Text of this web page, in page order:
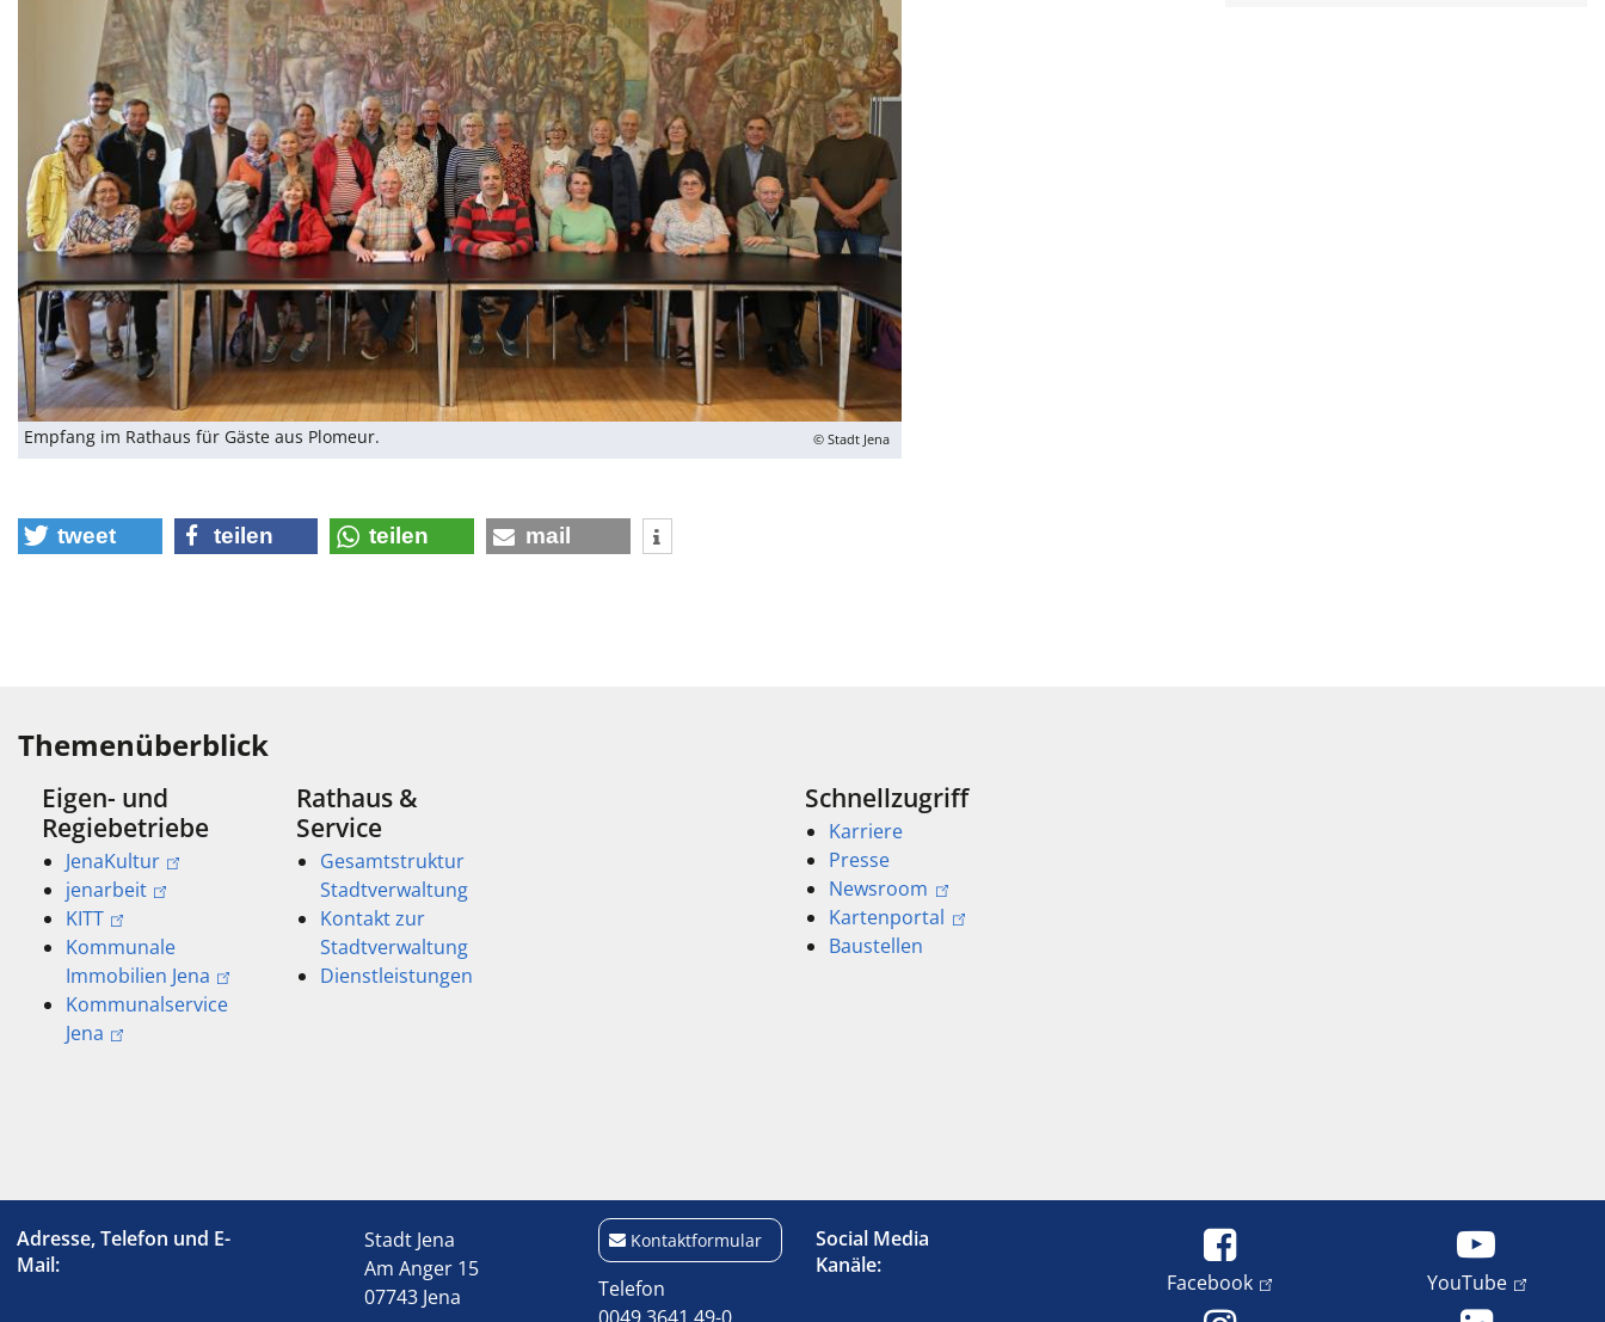
Empfang im Rathaus für Gäste aus Plomeur. © Stadt Jena
tweet teilen teilen mail
Themenüberblick
Eigen- und
Regiebetriebe
JenaKultur
jenarbeit
KITT
Kommunale
Immobilien Jena
Kommunalservice
Jena
Rathaus &
Service
Gesamtstruktur
Stadtverwaltung
Kontakt zur
Stadtverwaltung
Dienstleistungen
Schnellzugriff
Karriere
Presse
Newsroom
Kartenportal
Baustellen
Adresse, Telefon und E-
Mail:
Stadt Jena
Am Anger 15
07743 Jena
Kontaktformular
Telefon
Social Media
Kanäle:
Facebook YouTube